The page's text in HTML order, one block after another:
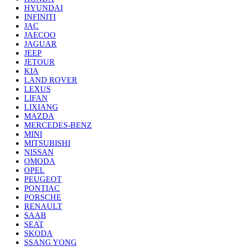
HYUNDAI
INFINITI
JAC
JAECOO
JAGUAR
JEEP
JETOUR
KIA
LAND ROVER
LEXUS
LIFAN
LIXIANG
MAZDA
MERCEDES-BENZ
MINI
MITSUBISHI
NISSAN
OMODA
OPEL
PEUGEOT
PONTIAC
PORSCHE
RENAULT
SAAB
SEAT
SKODA
SSANG YONG